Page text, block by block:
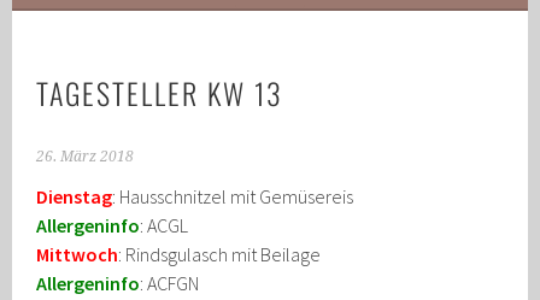
TAGESTELLER KW 13
26. März 2018
Dienstag: Hausschnitzel mit Gemüsereis
Allergeninfo: ACGL
Mittwoch: Rindsgulasch mit Beilage
Allergeninfo: ACFGN